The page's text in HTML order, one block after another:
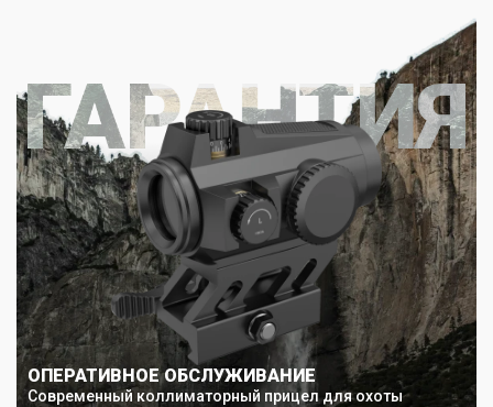
ОПЕРАТИВНОЕ ОБСЛУЖИВАНИЕ
Современный коллиматорный прицел для охоты